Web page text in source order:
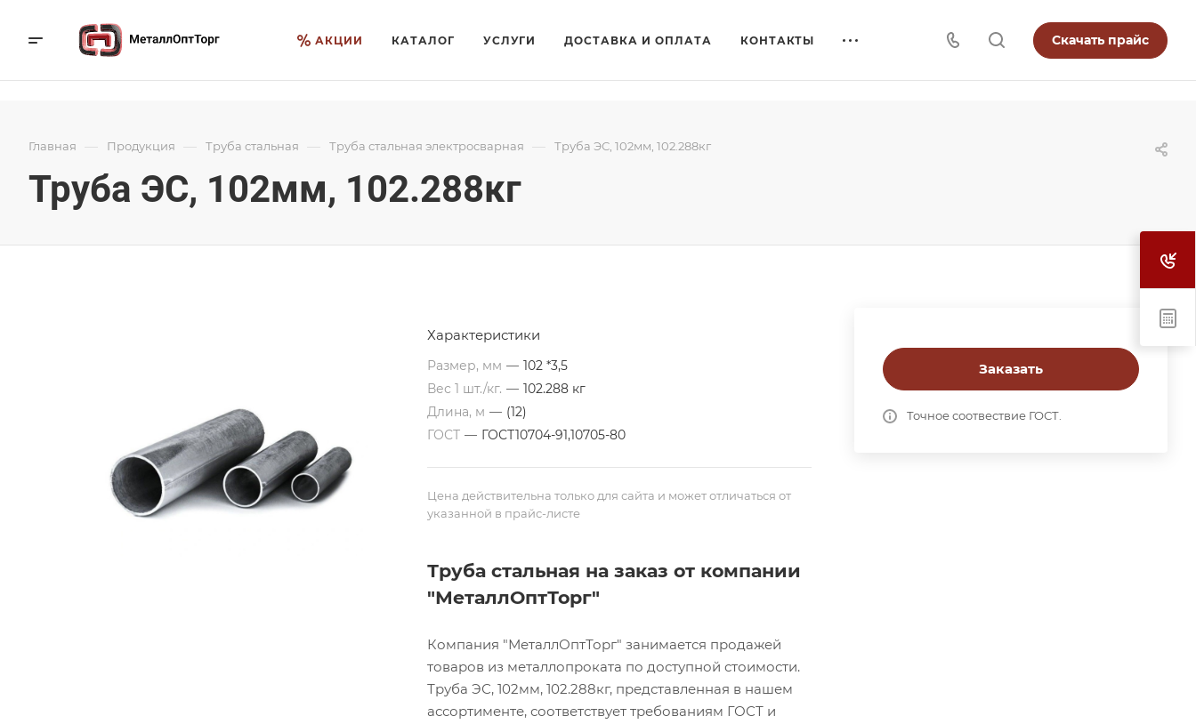
АКЦИИ КАТАЛОГ УСЛУГИ ДОСТАВКА И ОПЛАТА КОНТАКТЫ Скачать прайс
Главная — Продукция — Труба стальная — Труба стальная электросварная — Труба ЭС, 102мм, 102.288кг
Труба ЭС, 102мм, 102.288кг
Заказать
Точное соотвествие ГОСТ.
Характеристики
Размер, мм — 102 *3,5
Вес 1 шт./кг. — 102.288 кг
Длина, м — (12)
ГОСТ — ГОСТ10704-91,10705-80
Цена действительна только для сайта и может отличаться от
указанной в прайс-листе
Труба стальная на заказ от компании
"МеталлОптТорг"
Компания "МеталлОптТорг" занимается продажей
товаров из металлопроката по доступной стоимости.
Труба ЭС, 102мм, 102.288кг, представленная в нашем
ассортименте, соответствует требованиям ГОСТ и